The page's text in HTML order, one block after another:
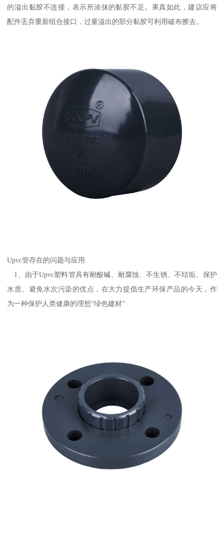
的溢出黏胶不连接，表示所涂抹的黏胶不足。果真如此，建议应将
配件丢弃重新组合接口，过量溢出的部分黏胶可利用破布擦去。
Upvc管存在的问题与应用
1、由于Upvc塑料管具有耐酸碱、耐腐蚀、不生锈、不结垢、保护
水质、避免水次污染的优点，在大力提倡生产环保产品的今天，作
为一种保护人类健康的理想“绿色建材”